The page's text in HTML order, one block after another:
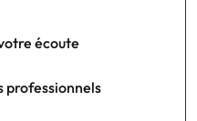
écoute
professionnels